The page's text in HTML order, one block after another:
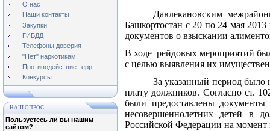
О нас
Наши контакты
Закупки
ГИБДД
Телефоны доверия
"Нет" наркотикам!
Противодействие терр...
Конкурсы
НАШ ОПРОС
Пользуетесь ли вы нашим
сайтом?
Давлекановским
Башкортостан с 20 по 24 мая 2013
документов о взыскании
В ходе рейдовых мероприятий
с целью выявления их
За указанный период было
плату должников. Согласно ст.
были предоставлены
несовершеннолетних детей в
Российской Федерации на момент